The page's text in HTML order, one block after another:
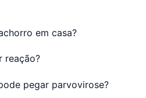
em casa?
reação?
pegar parvovirose?